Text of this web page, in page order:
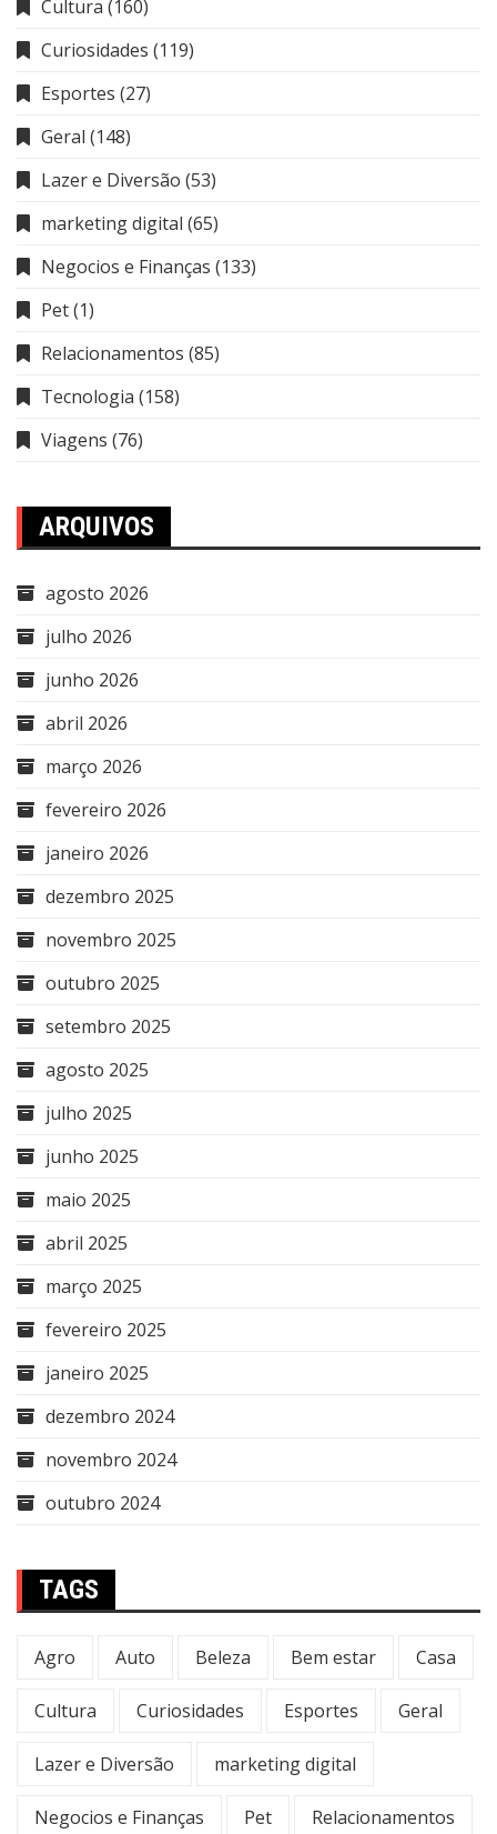
Cultura (160)
Curiosidades (119)
Esportes (27)
Geral (148)
Lazer e Diversão (53)
marketing digital (65)
Negocios e Finanças (133)
Pet(1)
Relacionamentos (85)
Tecnologia (158)
Viagens (76)
ARQUIVOS
agosto 2026
julho 2026
junho 2026
abril 2026
março 2026
fevereiro 2026
janeiro 2026
dezembro 2025
novembro 2025
outubro 2025
setembro 2025
agosto 2025
julho 2025
junho 2025
maio 2025
abril 2025
março 2025
fevereiro 2025
janeiro 2025
dezembro 2024
novembro 2024
outubro 2024
TAGS
Agro Auto Beleza Bem estar Casa
Cultura Curiosidades Esportes Geral
Lazer e Diversão marketing digital
Negocios e Finanças Pet Relacionamentos